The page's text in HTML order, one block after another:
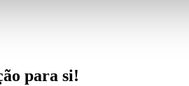
para si!